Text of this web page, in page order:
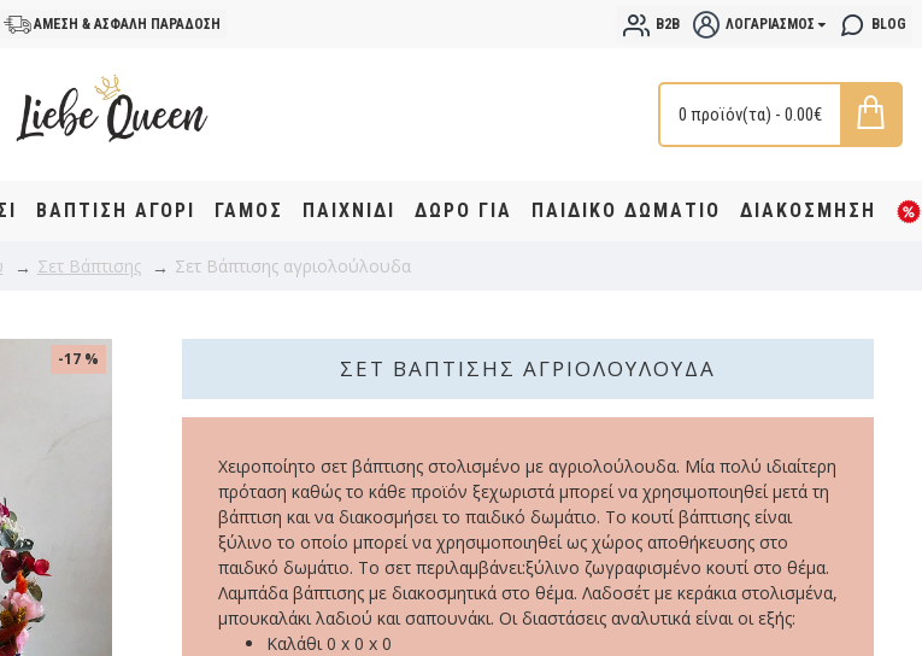
ΑΜΕΣΗ & ΑΣΦΑΛΗ ΠΑΡΑΔΟΣΗ B2B ΛΟΓΑΡΙΑΣΜΌΣ BLOG
0 προϊόν(τα) - 0.00€
ΒΆΠΤΙΣΗ ΑΓΌΡΙ ΓΑΜΟΣ ΠΑΙΧΝΙΔΙ ΔΩΡΟ ΓΙΑ ΠΑΙΔΙΚΟ ΔΩΜΑΤΙΟ ΔΙΑΚΟΣΜΗΣΗ
Σετ Βάπτισης Σετ Βάπτισης αγριολούλουδα
-17 % ΣΕΤ ΒΆΠΤΙΣΗΣ ΑΓΡΙΟΛΟΎΛΟΥΔΑ
Χειροποίητο σετ βάπτισης στολισμένο με αγριολούλουδα. Μία πολύ ιδιαίτερη
πρόταση καθώς το κάθε προϊόν ξεχωριστά μπορεί να χρησιμοποιηθεί μετά τη
βάπτιση και να διακοσμήσει το παιδικό δωμάτιο. Το κουτί βάπτισης είναι
ξύλινο το οποίο μπορεί να χρησιμοποιηθεί ως χώρος αποθήκευσης στο
παιδικό δωμάτιο. Το σετ περιλαμβάνει:ξύλινο ζωγραφισμένο κουτί στο θέμα.
Λαμπάδα βάπτισης με διακοσμητικά στο θέμα. Λαδοσέτ με κεράκια στολισμένα,
μπουκαλάκι λαδιού και σαπουνάκι. Οι διαστάσεις αναλυτικά είναι οι εξής:
Καλάθι 0 x 0 x 0